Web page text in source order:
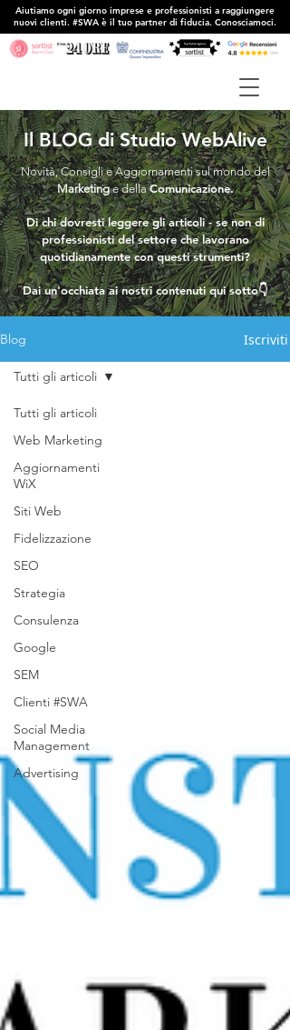
Aiutiamo ogni giorno imprese e professionisti a raggiungere
nuovi clienti. #SWA è il tuo partner di fiducia. Conosciamoci.
Il BLOG di Studio WebAlive
Novità, Consigli e Aggiornamenti sul mondo del
Marketinge dellaComunicazione.
Di chi dovresti leggere gli articoli - se non di
professionisti del settore che lavorano
quotidianamente con questi strumenti?
Dai un'occhiata ai nostri contenuti qui sotto👇
Blog Iscriviti
Tutti gli articoli
Web Marketing
Aggiornamenti
WiX
Siti Web
Fidelizzazione
SEO
Strategia
Consulenza
Google
SEM
Clienti #SWA
Social Media
Management
Advertising
Tutti gli articoli